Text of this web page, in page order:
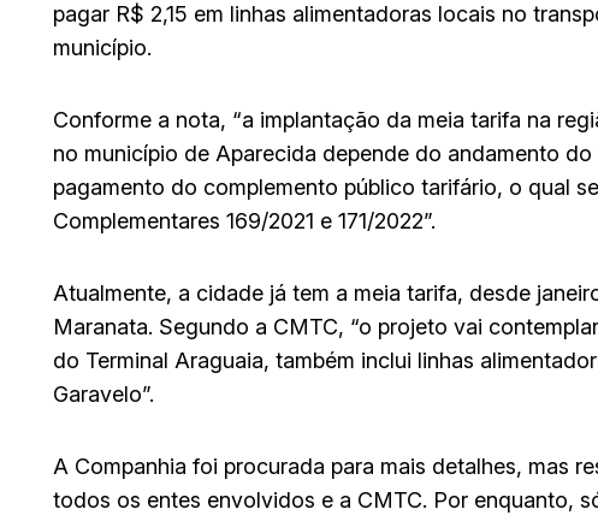
pagar R$ 2,15 em linhas alimentadoras locais no
município.
Conforme a nota, “a implantação da meia tarifa na
no município de Aparecida depende do andamento
pagamento do complemento público tarifário, o qual
Complementares 169/2021 e 171/2022”.
Atualmente, a cidade já tem a meia tarifa, desde
Maranata. Segundo a CMTC, “o projeto vai
do Terminal Araguaia, também inclui linhas
Garavelo”.
A Companhia foi procurada para mais detalhes, mas
todos os entes envolvidos e a CMTC. Por enquanto,